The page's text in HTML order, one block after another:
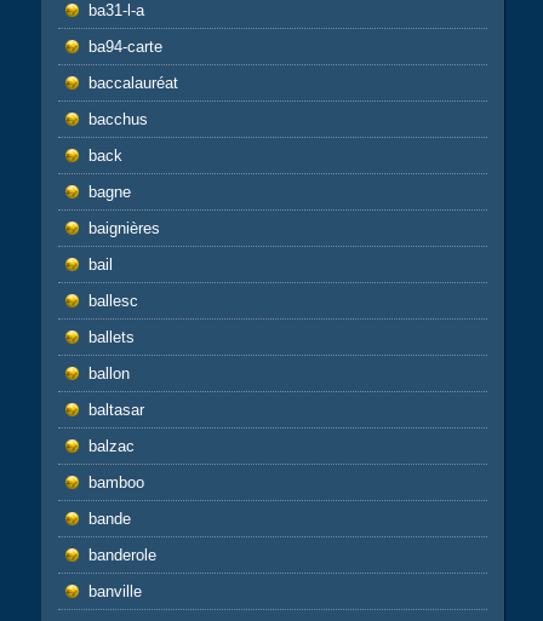
ba31-l-a
ba94-carte
baccalauréat
bacchus
back
bagne
baignières
bail
ballesc
ballets
ballon
baltasar
balzac
bamboo
bande
banderole
banville